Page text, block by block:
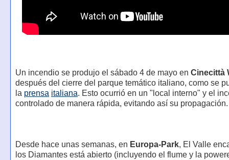
Un incendio se produjo el sábado 4 de mayo en Cinecittà
después del cierre del parque temático italiano, como se
la prensa italiana. Esto ocurrió en un "local interno" y el
controlado de manera rápida, evitando así su propagación.
Desde hace unas semanas, en Europa-Park, El Valle
los Diamantes está abierto (incluyendo el flume y la